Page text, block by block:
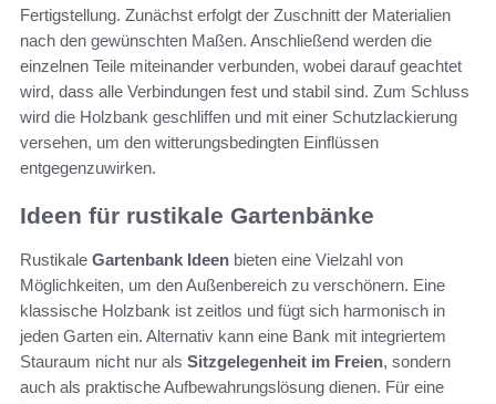
Fertigstellung. Zunächst erfolgt der Zuschnitt der Materialien
nach den gewünschten Maßen. Anschließend werden die
einzelnen Teile miteinander verbunden, wobei darauf geachtet
wird, dass alle Verbindungen fest und stabil sind. Zum Schluss
wird die Holzbank geschliffen und mit einer Schutzlackierung
versehen, um den witterungsbedingten Einflüssen
entgegenzuwirken.
Ideen für rustikale Gartenbänke
Rustikale Gartenbank Ideen bieten eine Vielzahl von
Möglichkeiten, um den Außenbereich zu verschönern. Eine
klassische Holzbank ist zeitlos und fügt sich harmonisch in
jeden Garten ein. Alternativ kann eine Bank mit integriertem
Stauraum nicht nur als Sitzgelegenheit im Freien, sondern
auch als praktische Aufbewahrungslösung dienen. Für eine